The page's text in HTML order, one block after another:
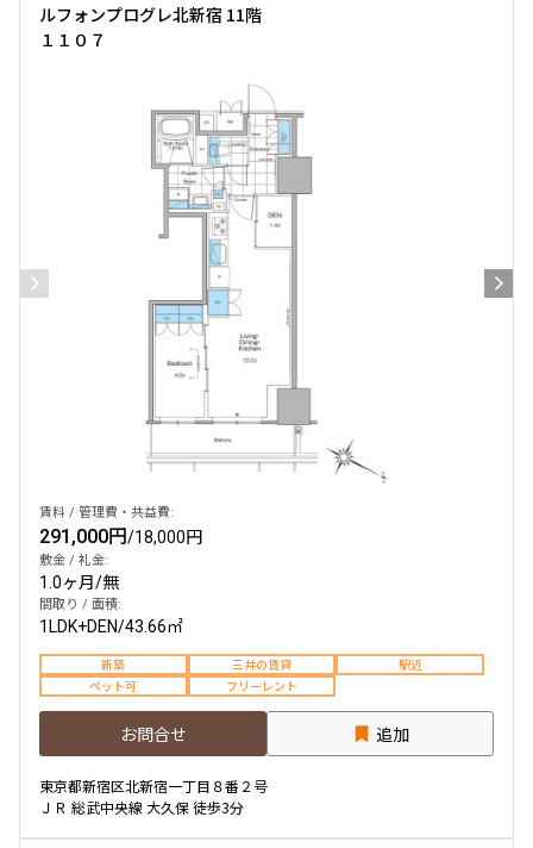
築年数
新築
3年以内
10年以内
20年以内
30年以内
駅から徒歩
1分以内
5分以内
15分以内
当社限定物件
専任物件
三井の賃貸物件
申込無し物件のみ表示
ペット可・相談
楽器可・相談
入居可能日
ルフォンプログレ北新宿 11階
１１０７
賃料 / 管理費・共益費:
291,000円/18,000円
敷金 / 礼金:
1.0ヶ月/無
間取り / 面積:
1LDK+DEN/43.66㎡
新築 三井の賃貸
駅近
ペット可
フリーレント
お問合せ 追加
東京都新宿区北新宿一丁目８番２号
ＪＲ 総武中央線 大久保 徒歩3分